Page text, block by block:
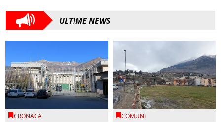
ULTIME NEWS
CRONACA COMUNI